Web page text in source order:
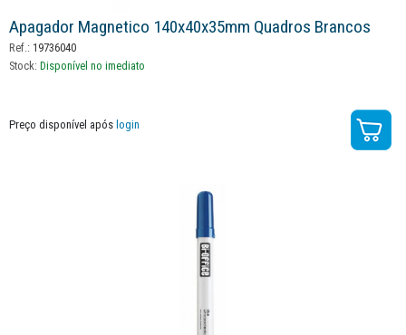
Apagador Magnetico 140x40x35mm Quadros Brancos
Ref.: 19736040
Stock: Disponível no imediato
Preço disponível após login